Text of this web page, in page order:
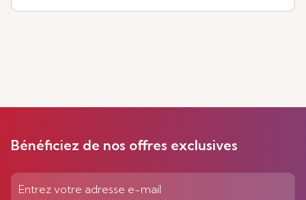
Bénéficiez de nos offres exclusives